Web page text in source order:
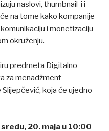
naslovi, thumbnail-i i
na tome kako kompanije
i monetizaciju
okruženju.
predmeta Digitalno
za menadžment
koja će ujedno
20. maja u 10:00